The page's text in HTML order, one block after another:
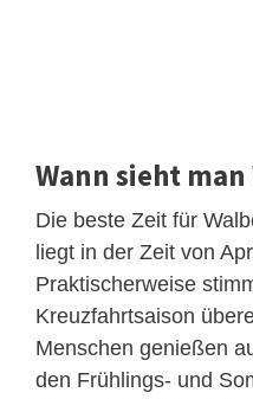
Wann sieht man
Die beste Zeit für
liegt in der Zeit von
Praktischerweise
Kreuzfahrtsaison
Menschen genießen
den Frühlings- und